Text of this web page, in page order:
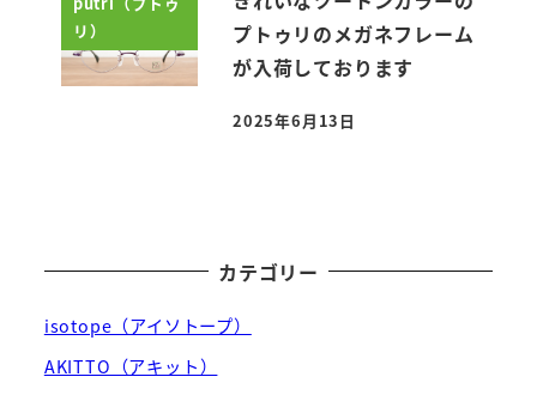
リ）
プトゥリのメガネフレーム
が入荷しております
投稿日
2025年6月13日
カテゴリー
isotope（アイソトープ）
AKITTO（アキット）